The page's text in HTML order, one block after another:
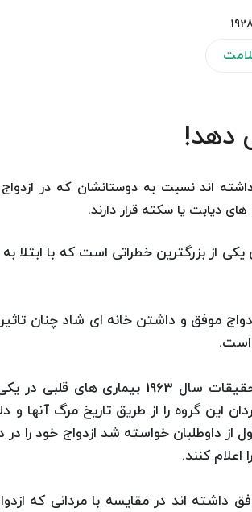
دهد!
اند نسبت به دوستانشان که در ازدواج
دیابت یا سکته قرار دارند.
از بزرگترین خطراتی است که با ابتلا
موفق و داشتن خانه ای شاد چنان تاثیر
است.
طی این تحقیقات بر روی 10 هزار و 59 شهروند که در تحقیقات سال 1963
گروه را از طریق تاریخ مرگ آنها و
از مطالعه اول از داوطلبان خواسته شد ازدواج خود
کنند.
ازدواجی ناموفق داشته اند در مقایسه با مردانی که